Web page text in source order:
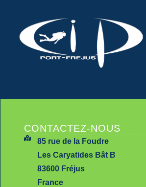
CONTACTEZ-NOUS
85 rue de la Foudre
Les Caryatides Bât B
83600 Fréjus
France